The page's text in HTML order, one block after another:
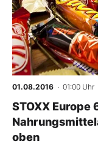
01.08.2016 · 01:00 Uhr
STOXX Europe
oben